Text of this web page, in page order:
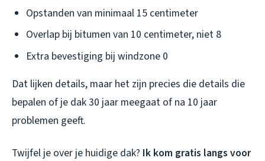
Opstanden van minimaal 15 centimeter
Overlap bij bitumen van 10 centimeter, niet 8
Extra bevestiging bij windzone 0
Dat lijken details, maar het zijn precies die details die
bepalen of je dak 30 jaar meegaat of na 10 jaar
problemen geeft.
Twijfel je over je huidige dak? Ik kom gratis langs voor